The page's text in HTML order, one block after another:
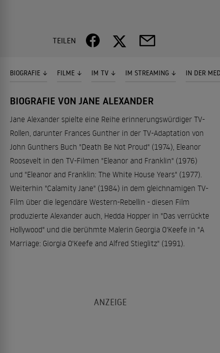
TEILEN
BIOGRAFIE FILME IM TV IM STREAMING IN DER
BIOGRAFIE VON JANE ALEXANDER
Jane Alexander spielte eine Reihe erinnerungswürdiger TV-
Rollen, darunter Frances Gunther in der TV-Adaptation von
John Gunthers Buch "Death Be Not Proud" (1974), Eleanor
Roosevelt in den TV-Filmen "Eleanor and Franklin" (1976)
und "Eleanor and Franklin: The White House Years" (1977).
Weiterhin "Calamity Jane" (1984) in dem gleichnamigen TV-
Film über die legendäre Western-Rebellin - diesen Film
produzierte Alexander auch, Hedda Hopper in "Das verrückte
Hollywood" und die berühmte Malerin Georgia O'Keefe in "A
Marriage: Giorgia O'Keefe and Alfred Stieglitz" (1991).